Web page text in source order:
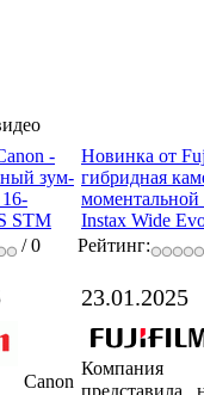
-
зум-
STM
/ 0
Новинка от
гибридная
моментальной
Instax Wide
Рейтинг:
23.01.2025
Компания